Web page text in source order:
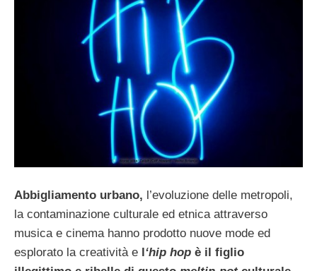
Abbigliamento urbano, l’evoluzione delle metropoli,
la contaminazione culturale ed etnica attraverso
musica e cinema hanno prodotto nuove mode ed
esplorato la creatività e l‘hip hop è il figlio